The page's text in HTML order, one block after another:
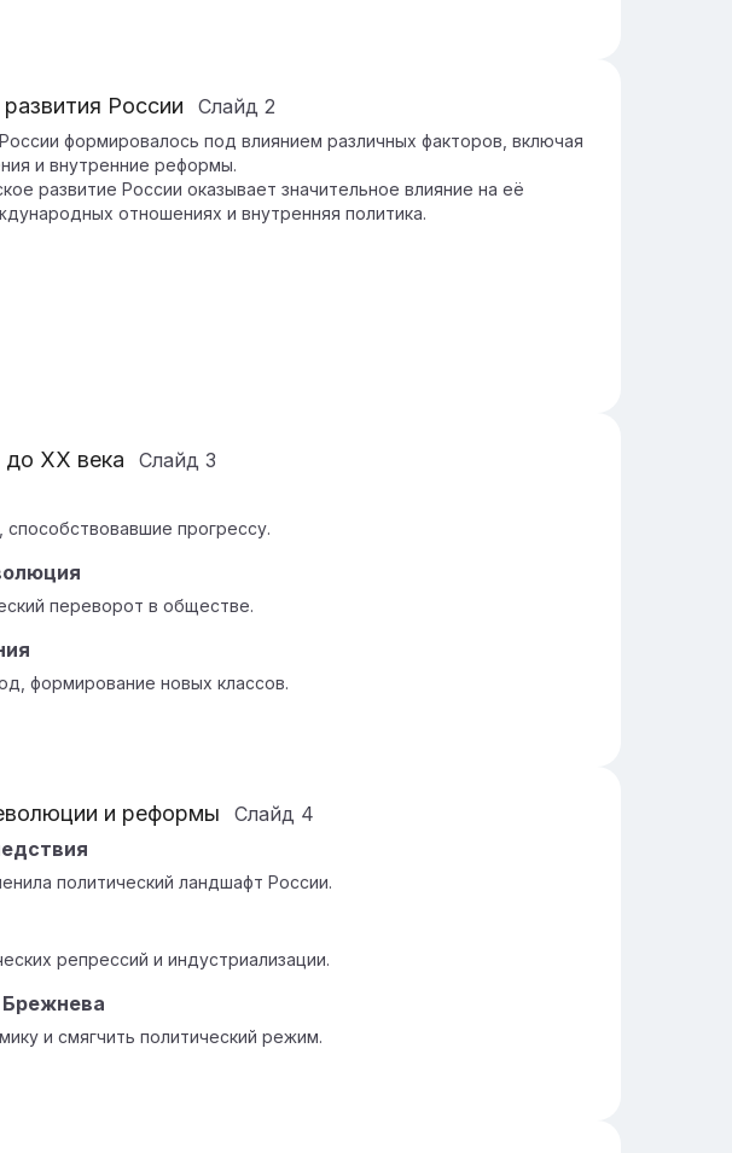
России Слайд 2
формировалось под влиянием различных факторов, включая
и внутренние реформы.
развитие России оказывает значительное влияние на её
отношениях и внутренняя политика.
XX века Слайд 3
прогрессу.
переворот в обществе.
формирование новых классов.
и реформы Слайд 4
политический ландшафт России.
репрессий и индустриализации.
и смягчить политический режим.